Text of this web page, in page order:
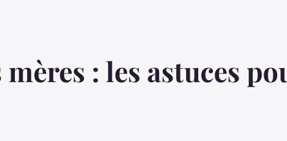
: les astuces